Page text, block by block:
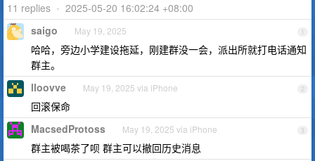
11 replies • 2025-05-20 16:02:24 +08:00
1
saigo May 19, 2025
哈哈，旁边小学建设拖延，刚建群没一会，派出所就打电话通知
群主。
2
lloovve May 19, 2025 via iPhone
回滚保命
3
MacsedProtoss May 19, 2025 via iPhone
群主被喝茶了呗 群主可以撤回历史消息